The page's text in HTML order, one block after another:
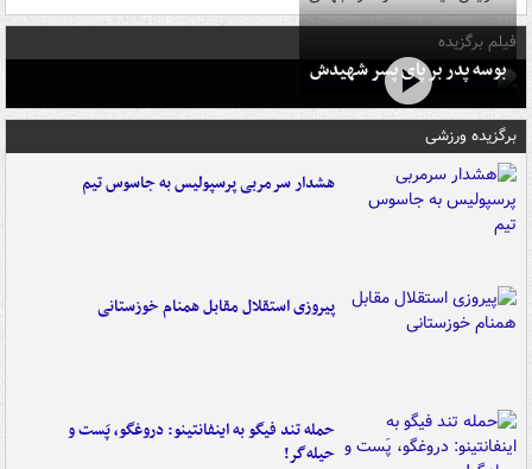
فیلم برگزیده
بوسه‌ پدر بر پای پسر شهیدش
برگزیده ورزشی
هشدار سرمربی پرسپولیس به جاسوس تیم
پیروزی استقلال مقابل همنام خوزستانی
حمله تند فیگو به اینفانتینو: دروغگو، پَست‌ و
حیله‌گر!